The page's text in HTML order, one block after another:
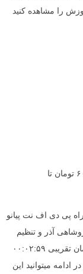
را مشاهده کنید
محدوده قیمت: ۶۰,۰۰۰ تومان تا
پی دی اف نت پیانو
آذر و تنظیم
ترنم عزتی در یک ویدیو آموزشی با فرمت MP4 و زمان تقریبی ۰۰:۰۲:۵۹
ادامه میتوانید این